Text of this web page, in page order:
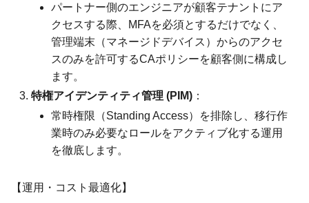
パートナー側のエンジニアが顧客テナントにア
クセスする際、MFAを必須とするだけでなく、
管理端末（マネージドデバイス）からのアクセ
スのみを許可するCAポリシーを顧客側に構成し
ます。
特権アイデンティティ管理 (PIM) ：
常時権限（Standing Access）を排除し、移行作
業時のみ必要なロールをアクティブ化する運用
を徹底します。
【運用・コスト最適化】